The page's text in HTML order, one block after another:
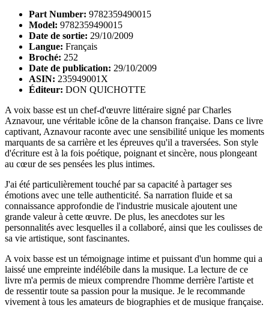
Part Number: 9782359490015
Model: 9782359490015
Date de sortie: 29/10/2009
Langue: Français
Broché: 252
Date de publication: 29/10/2009
ASIN: 235949001X
Éditeur: DON QUICHOTTE
A voix basse est un chef-d'œuvre littéraire signé par Charles
Aznavour, une véritable icône de la chanson française. Dans ce livre
captivant, Aznavour raconte avec une sensibilité unique les moments
marquants de sa carrière et les épreuves qu'il a traversées. Son style
d'écriture est à la fois poétique, poignant et sincère, nous plongeant
au cœur de ses pensées les plus intimes.
J'ai été particulièrement touché par sa capacité à partager ses
émotions avec une telle authenticité. Sa narration fluide et sa
connaissance approfondie de l'industrie musicale ajoutent une
grande valeur à cette œuvre. De plus, les anecdotes sur les
personnalités avec lesquelles il a collaboré, ainsi que les coulisses de
sa vie artistique, sont fascinantes.
A voix basse est un témoignage intime et puissant d'un homme qui a
laissé une empreinte indélébile dans la musique. La lecture de ce
livre m'a permis de mieux comprendre l'homme derrière l'artiste et
de ressentir toute sa passion pour la musique. Je le recommande
vivement à tous les amateurs de biographies et de musique française.